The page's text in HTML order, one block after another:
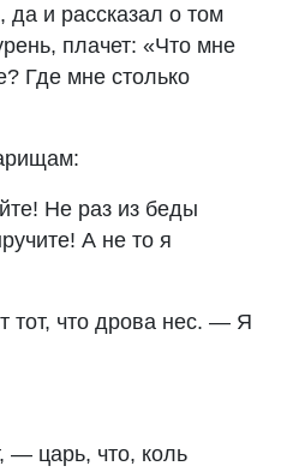
и рассказал о том
плачет: «Что мне
Где мне столько
Не раз из беды
А не то я
что дрова нес. — Я
царь, что, коль